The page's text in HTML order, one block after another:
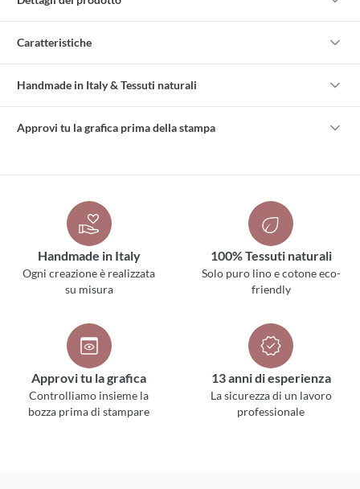
Caratteristiche
Handmade in Italy & Tessuti naturali
Approvi tu la grafica prima della stampa
Handmade in Italy
Ogni creazione è realizzata
su misura
100% Tessuti naturali
Solo puro lino e cotone eco-
friendly
Approvi tu la grafica
Controlliamo insieme la
bozza prima di stampare
13 anni di esperienza
La sicurezza di un lavoro
professionale